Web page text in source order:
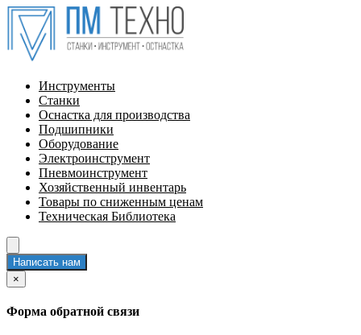
Инструменты
Станки
Оснастка для производства
Подшипники
Оборудование
Электроинструмент
Пневмоинструмент
Хозяйственный инвентарь
Товары по сниженным ценам
Техническая Библиотека
Написать нам
×
Форма обратной связи